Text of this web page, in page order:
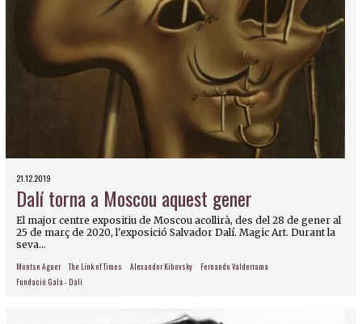
21.12.2019
Dalí torna a Moscou aquest gener
El major centre expositiu de Moscou acollirà, des del 28 de gener al
25 de març de 2020, l'exposició Salvador Dalí. Magic Art. Durant la
seva...
Montse Aguer The Link of Times Alexander Kibovsky
Fernando Valderrama
Fundació Gala - Dalí